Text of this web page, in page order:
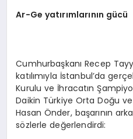
Ar-Ge yatırımlarının gücü
Cumhurbaşkanı Recep
katılımıyla İstanbul’da
Kurulu ve İhracatın
Daikin Türkiye Orta Doğu ve
Hasan Önder, başarının
sözlerle değerlendirdi: